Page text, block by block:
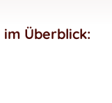
Überblick: